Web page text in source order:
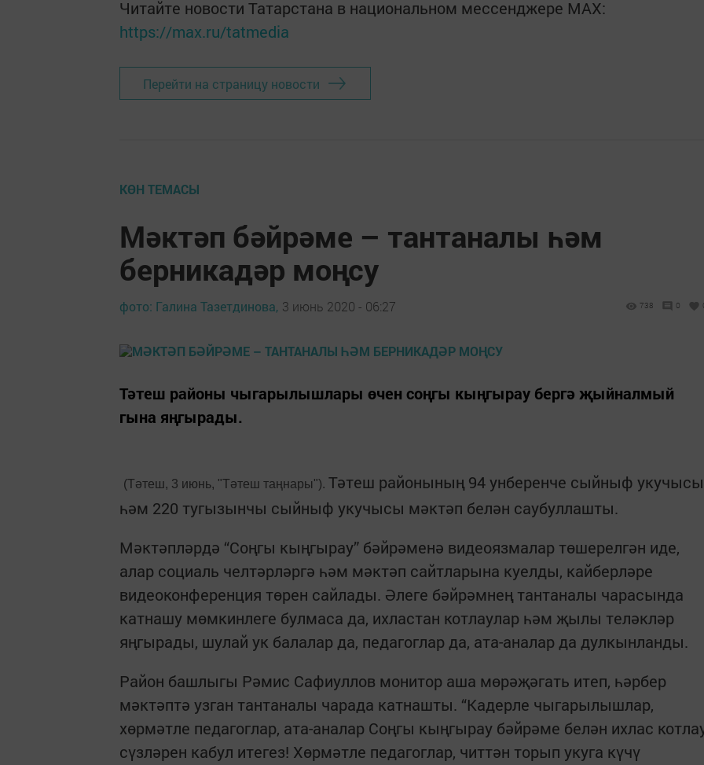
Читайте новости Татарстана в национальном мессенджере MАХ:
https://max.ru/tatmedia
Перейти на страницу новости
КӨН ТЕМАСЫ
Мәктәп бәйрәме – тантаналы һәм
берникадәр моңсу
фото: Галина Тазетдинова, 3 июнь 2020 - 06:27 738 0
Тәтеш районы чыгарылышлары өчен соңгы кыңгырау бергә җыйналмый
гына яңгырады.
(Тәтеш, 3 июнь, "Тәтеш таңнары"). Тәтеш районының 94 унберенче сыйныф укучысы
һәм 220 тугызынчы сыйныф укучысы мәктәп белән саубуллашты.
Мәктәпләрдә “Соңгы кың­гырау” бәйрәменә видеоязмалар төшерелгән иде,
алар социаль челтәрләргә һәм мәктәп сайтларына куелды, кайберләре
видеоконференция төрен сайлады. Әлеге бәйрәмнең тантаналы чарасында
катнашу мөмкинлеге булмаса да, ихластан котлаулар һәм җылы теләкләр
яңгырады, шулай ук балалар да, педагоглар да, ата-аналар да дулкынланды.
Район башлыгы Рәмис Сафиуллов монитор аша мөрәҗәгать итеп, һәрбер
мәктәптә узган тантаналы чарада катнашты. “Кадерле чыгарылышлар,
хөрмәтле педагоглар, ата-аналар Соңгы кыңгырау бәйрәме белән ихлас
сүзләрен кабул итегез! Хөрмәтле педагог­лар, читтән торып укуга күчү